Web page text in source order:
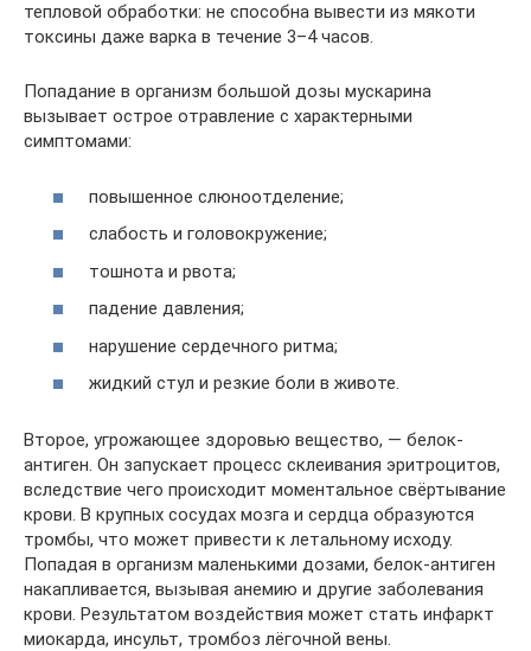
тепловой обработки: не способна вывести из мякоти
токсины даже варка в течение 3–4 часов.
Попадание в организм большой дозы мускарина
вызывает острое отравление с характерными
симптомами:
повышенное слюноотделение;
слабость и головокружение;
тошнота и рвота;
падение давления;
нарушение сердечного ритма;
жидкий стул и резкие боли в животе.
Второе, угрожающее здоровью вещество, — белок-
антиген. Он запускает процесс склеивания эритроцитов,
вследствие чего происходит моментальное свёртывание
крови. В крупных сосудах мозга и сердца образуются
тромбы, что может привести к летальному исходу.
Попадая в организм маленькими дозами, белок-антиген
накапливается, вызывая анемию и другие заболевания
крови. Результатом воздействия может стать инфаркт
миокарда, инсульт, тромбоз лёгочной вены.